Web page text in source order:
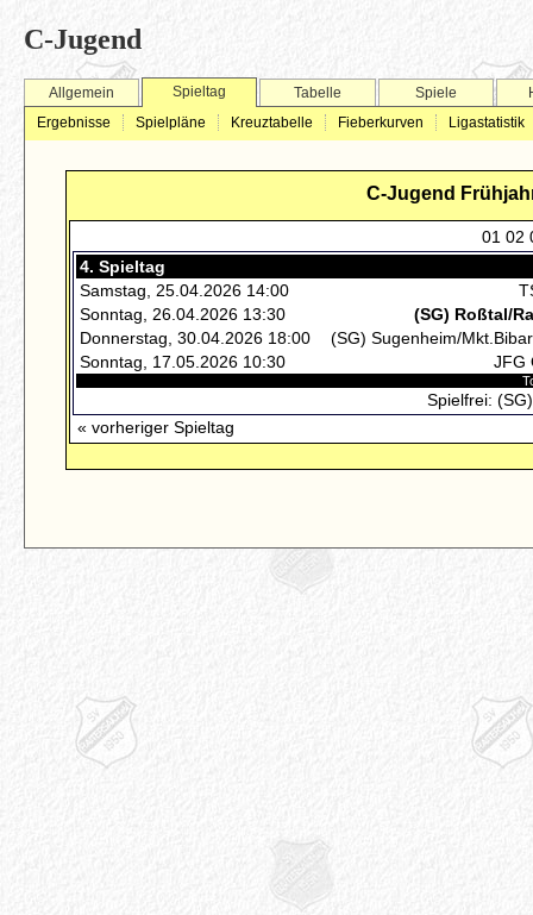
C-Jugend
Allgemein
Spieltag
Ergebnisse
Spielpläne Kreuztabelle Fieberkurven Ligastatistik
Tabelle Spiele
C-Jugend
01 02
4. Spieltag
Samstag, 25.04.2026 14:00
Sonntag, 26.04.2026 13:30
(SG) Roßtal/
Donnerstag, 30.04.2026 18:00
(SG) Sugenheim/
Sonntag, 17.05.2026 10:30
JFG
Spielfrei:
« vorheriger Spieltag